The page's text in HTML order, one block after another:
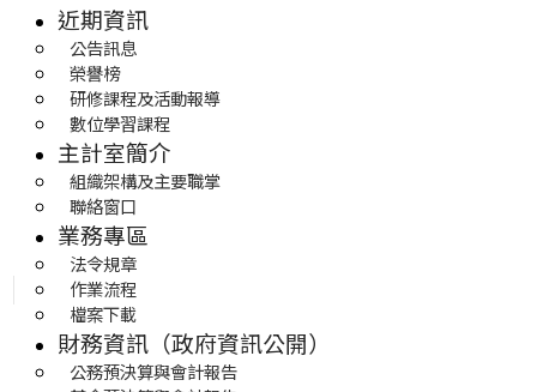
近期資訊
公告訊息
榮譽榜
研修課程及活動報導
數位學習課程
主計室簡介
組織架構及主要職掌
聯絡窗口
業務專區
法令規章
作業流程
檔案下載
財務資訊（政府資訊公開）
公務預決算與會計報告